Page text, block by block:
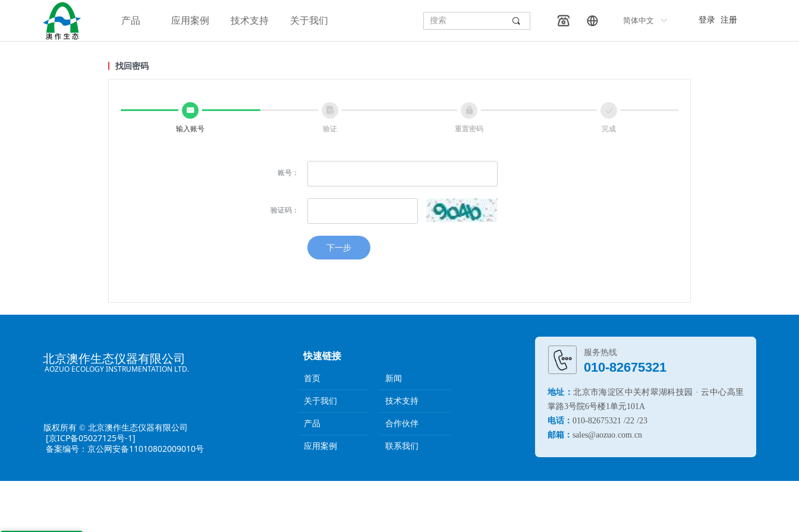
ꀅ
简体中文 登录 注册
产品 应用案例 技术支持 关于我们 끠
找回密码
낂
输入账号
넖
验证
넱
重置密码
ꀘ
完成
账号：
验证码：
下一步
北京澳作生态仪器有限公司
AOZUO ECOLOGY INSTRUMENTATION LTD.
版权所有 © 北京澳作生态仪器有限公司
[京ICP备05027125号-1]
备案编号：京公网安备11010802009010号
快速链接
首页
关于我们
产品
应用案例
服务热线
010-82675321
地址：北京市海淀区中关村翠湖科技园 · 云中心高里
掌路3号院6号楼1单元101A
电话： 010-82675321 /22 /23
邮箱： sales@aozuo.com.cn
新闻
技术支持
合作伙伴
联系我们